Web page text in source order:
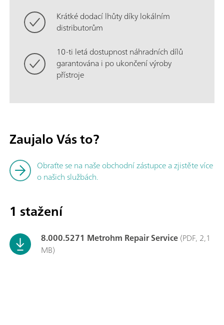
Krátké dodací lhůty díky lokálním
distributorům
10-ti letá dostupnost náhradních dílů
garantována i po ukončení výroby
přístroje
Zaujalo Vás to?
Obraťte se na naše obchodní zástupce a zjistěte více
o našich službách.
1 stažení
8.000.5271 Metrohm Repair Service(PDF, 2,1
MB)